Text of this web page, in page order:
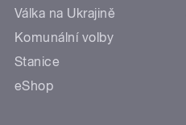
Válka na Ukrajině
Komunální volby
Stanice
eShop